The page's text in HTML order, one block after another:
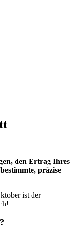
den Ertrag Ihres
präzise
ist der